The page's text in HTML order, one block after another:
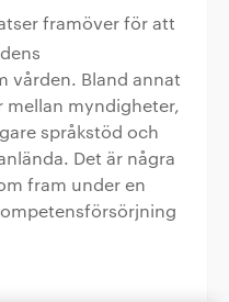
framöver för att
vården. Bland annat
mellan myndigheter,
språkstöd och
Det är några
fram under en